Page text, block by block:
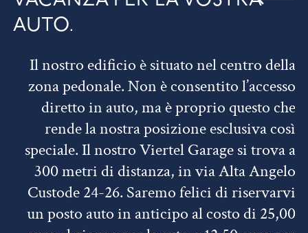
AUTO.
Il nostro edificio è situato nel centro della
zona pedonale. Non è consentito l’accesso
diretto in auto, ma è proprio questo che
rende la nostra posizione esclusiva così
speciale. Il nostro Viertel Garage si trova a
300 metri di distanza, in via Alta Angelo
Custode 24-26. Saremo felici di riservarvi
un posto auto in anticipo al costo di 25,00